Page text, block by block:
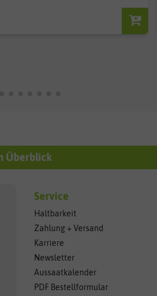
Überblick
Service
Haltbarkeit
Zahlung + Versand
Karriere
Newsletter
Aussaatkalender
PDF Bestellformular